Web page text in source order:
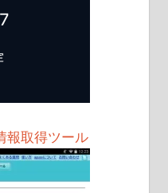
取得ツール